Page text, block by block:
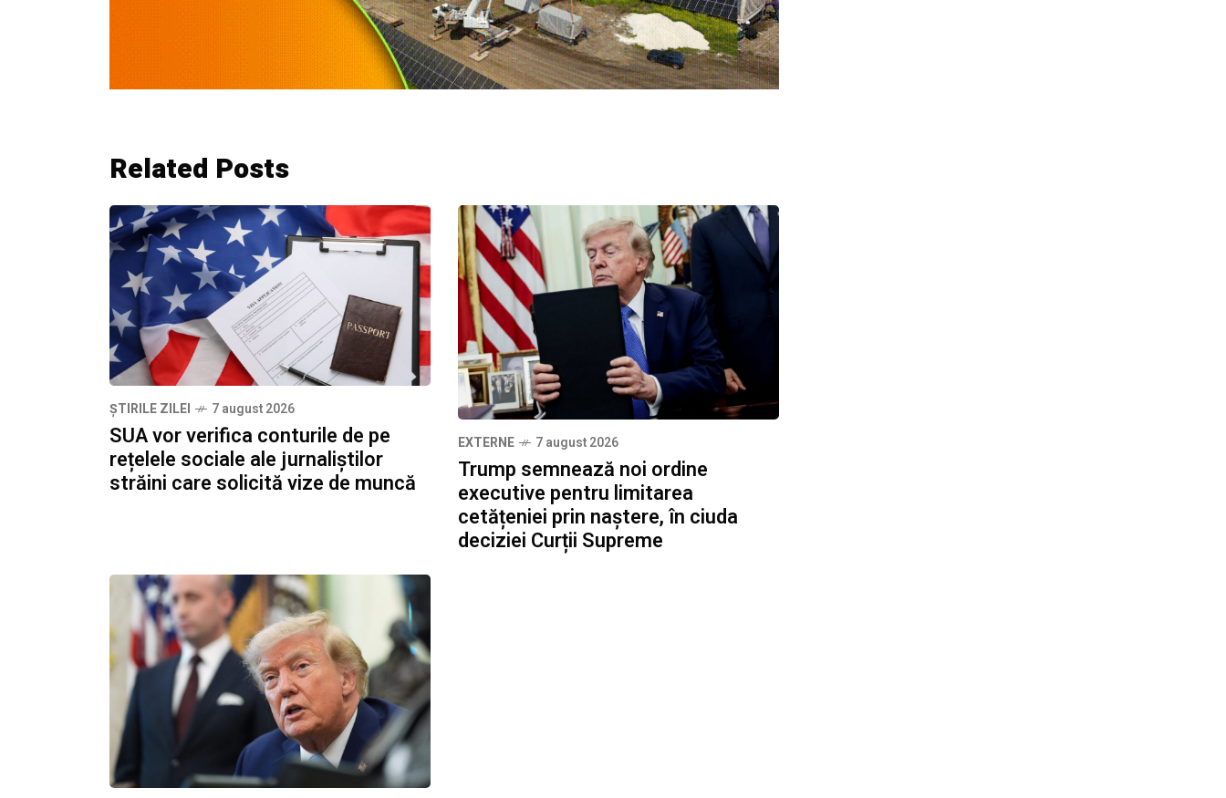
Related Posts
ȘTIRILE ZILEI 7 august 2026
SUA vor verifica conturile de pe
rețelele sociale ale jurnaliștilor
străini care solicită vize de muncă
EXTERNE 7 august 2026
Trump semnează noi ordine
executive pentru limitarea
cetățeniei prin naștere, în ciuda
deciziei Curții Supreme